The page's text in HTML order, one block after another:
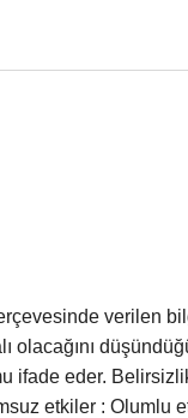
verilen
olacağını
ifade eder.
etkiler : Olumlu